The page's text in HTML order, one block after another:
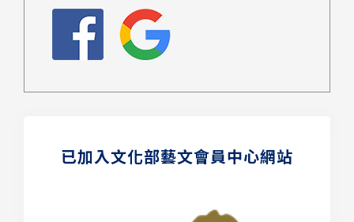
已加入文化部藝文會員中心網站